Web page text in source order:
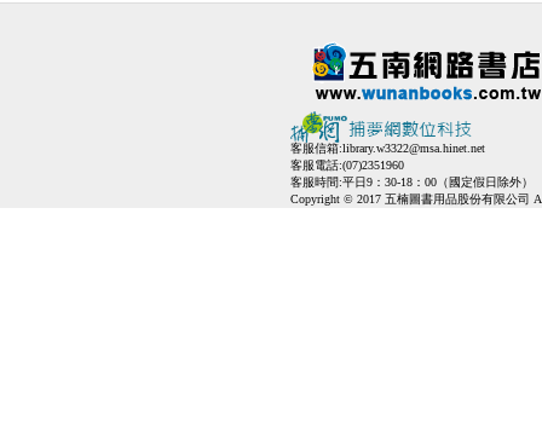
客服信箱:library.w3322@msa.hinet.net
客服電話:(07)2351960
客服時間:平日9：30-18：00（國定假日除外）
Copyright © 2017 五楠圖書用品股份有限公司